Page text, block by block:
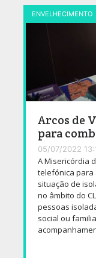
ENVELHECIMENTO
Arcos de
para
05/07/2022
A Misericórdia
telefónica para
situação de
no âmbito do
pessoas
social ou